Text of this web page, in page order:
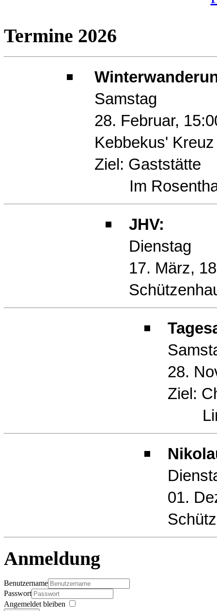
Termine 2026
Samstag
28. Februar,
Kebbekus' Kreuz
Ziel: Gaststätte
Im
JHV:
Dienstag
17. März,
28.
Ziel:
01.
Anmeldung
Benutzername
Passwort
Angemeldet bleiben